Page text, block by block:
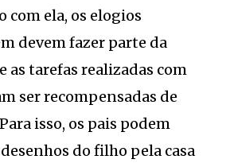
com ela, os elogios
devem fazer parte da
as tarefas realizadas com
ser recompensadas de
isso, os pais podem
do filho pela casa